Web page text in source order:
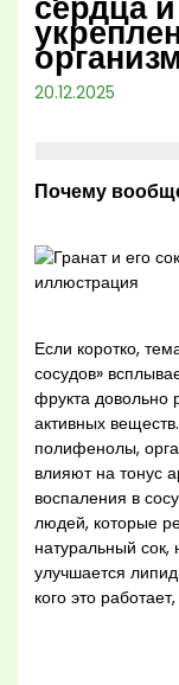
20.12.2025
Почему
Если коротко,
сосудов»
фрукта довольно
активных
полифенолы,
влияют на тонус
воспаления в
людей, которые
натуральный сок,
улучшается
кого это